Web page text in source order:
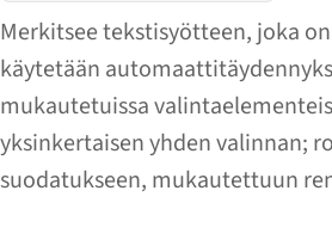
Merkitsee tekstisyötteen, joka
käytetään
mukautetuissa
yksinkertaisen yhden valinnan;
suodatukseen, mukautettuun